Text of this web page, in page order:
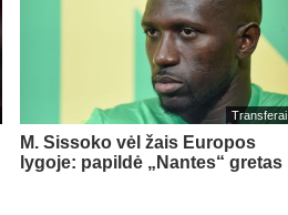
Transferai
M. Sissoko vėl žais Europos
lygoje: papildė „Nantes“ gretas